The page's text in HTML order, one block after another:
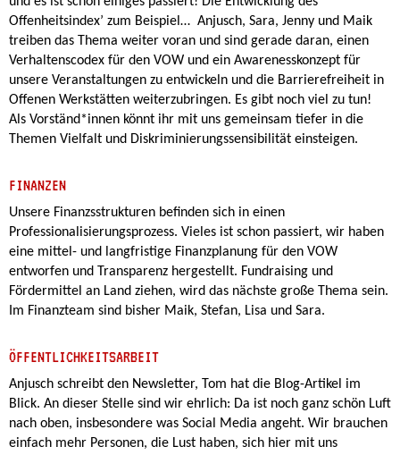
Offenheitsindex’ zum Beispiel… Anjusch, Sara, Jenny und Maik
treiben das Thema weiter voran und sind gerade daran, einen
Verhaltenscodex für den VOW und ein Awarenesskonzept für
unsere Veranstaltungen zu entwickeln und die Barrierefreiheit in
Offenen Werkstätten weiterzubringen. Es gibt noch viel zu tun!
Als Vorständ*innen könnt ihr mit uns gemeinsam tiefer in die
Themen Vielfalt und Diskriminierungssensibilität einsteigen.
FINANZEN
Unsere Finanzsstrukturen befinden sich in einen
Professionalisierungsprozess. Vieles ist schon passiert, wir haben
eine mittel- und langfristige Finanzplanung für den VOW
entworfen und Transparenz hergestellt. Fundraising und
Fördermittel an Land ziehen, wird das nächste große Thema sein.
Im Finanzteam sind bisher Maik, Stefan, Lisa und Sara.
ÖFFENTLICHKEITSARBEIT
Anjusch schreibt den Newsletter, Tom hat die Blog-Artikel im
Blick. An dieser Stelle sind wir ehrlich: Da ist noch ganz schön Luft
nach oben, insbesondere was Social Media angeht. Wir brauchen
einfach mehr Personen, die Lust haben, sich hier mit uns